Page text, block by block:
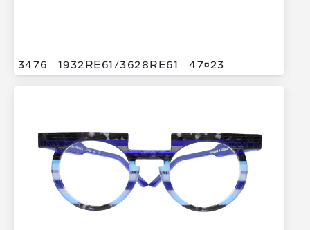
3476 1932RE61/3628RE61 4723